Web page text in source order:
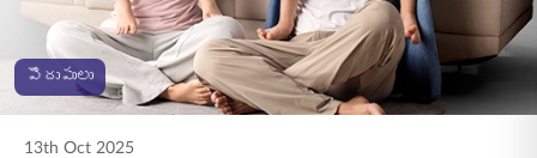
ENGLISH
ఆన్‌లైన్‌లో కొనండి ప్రీమియం చెల్లించండి
పొదుపులు
13th Oct 2025